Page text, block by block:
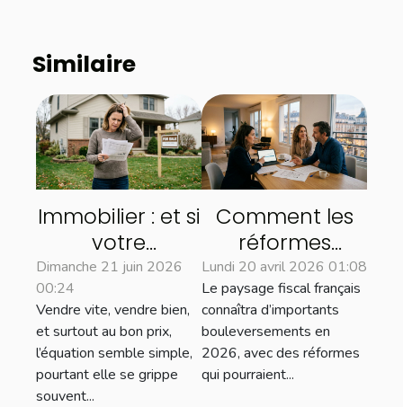
Similaire
Immobilier : et si
votre
estimation
freinait la vente
de votre bien ?
Dimanche 21 juin 2026
00:24
Vendre vite, vendre bien,
et surtout au bon prix,
l’équation semble simple,
pourtant elle se grippe
souvent...
Comment les
réformes
fiscales de 2026
influenceront le
marché
immobilier ?
Lundi 20 avril 2026 01:08
Le paysage fiscal français
connaîtra d’importants
bouleversements en
2026, avec des réformes
qui pourraient...